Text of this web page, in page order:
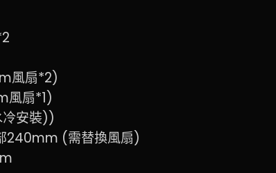
風扇*2)
風扇*1)
安裝))
240mm (需替換風扇)